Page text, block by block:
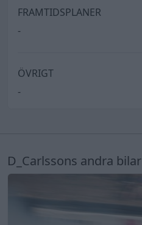
FRAMTIDSPLANER
-
ÖVRIGT
-
D_Carlssons andra bilar